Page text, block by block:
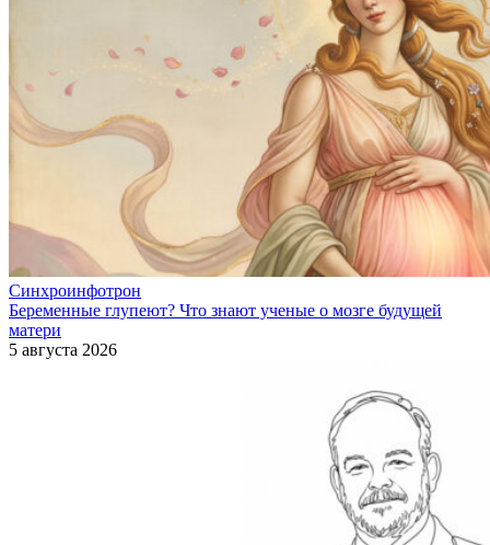
Синхроинфотрон
Беременные глупеют? Что знают ученые о мозге будущей
матери
5 августа 2026